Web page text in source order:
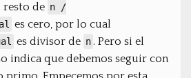
resto de n /
es cero, por lo cual
es divisor de n . Pero si el
indica que debemos seguir con